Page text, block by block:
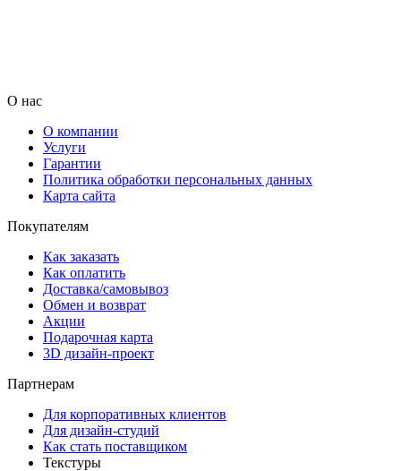
О нас
О компании
Услуги
Гарантии
Политика обработки персональных данных
Карта сайта
Покупателям
Как заказать
Как оплатить
Доставка/самовывоз
Обмен и возврат
Акции
Подарочная карта
3D дизайн-проект
Партнерам
Для корпоративных клиентов
Для дизайн-студий
Как стать поставщиком
Текстуры